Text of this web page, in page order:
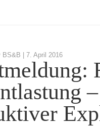
BS&B | 7. April 2016
–